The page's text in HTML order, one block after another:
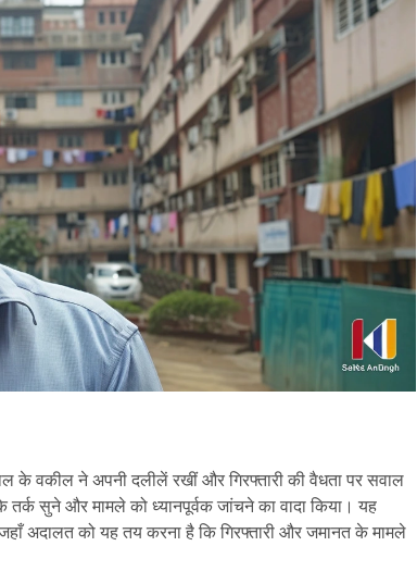
के वकील ने अपनी दलीलें रखीं और गिरफ्तारी की वैधता पर सवाल
तर्क सुने और मामले को ध्यानपूर्वक जांचने का वादा किया। यह
अदालत को यह तय करना है कि गिरफ्तारी और जमानत के मामले